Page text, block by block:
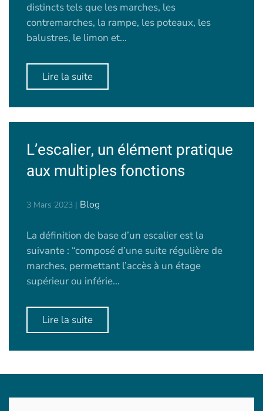
distincts tels que les marches, les
contremarches, la rampe, les poteaux, les
balustres, le limon et...
Lire la suite
L’escalier, un élément pratique
aux multiples fonctions
3 Mars 2023 | Blog
La définition de base d’un escalier est la
suivante : “composé d’une suite régulière de
marches, permettant l’accès à un étage
supérieur ou inférie...
Lire la suite